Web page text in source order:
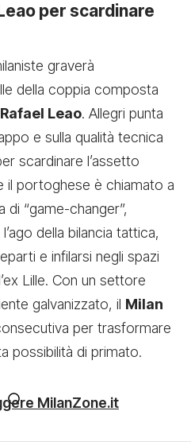
per scardinare
graverà
della coppia composta
Rafael Leao. Allegri punta
e sulla qualità tecnica
scardinare l’assetto
il portoghese è chiamato a
di “game-changer”,
della bilancia tattica,
e infilarsi negli spazi
Lille. Con un settore
galvanizzato, il Milan
per trasformare
possibilità di primato.
MilanZone.it